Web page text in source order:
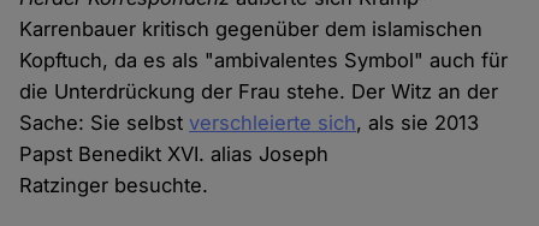
Karrenbauer kritisch gegenüber dem islamischen
Kopftuch, da es als "ambivalentes Symbol" auch für
die Unterdrückung der Frau stehe. Der Witz an der
Sache: Sie selbstverschleierte sich, als sie 2013
Papst Benedikt XVI. alias Joseph
Ratzinger besuchte.